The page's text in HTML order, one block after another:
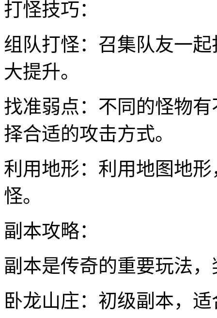
打怪技巧：
组队打怪：召集队友一
大提升。
找准弱点：不同的怪物
择合适的攻击方式。
利用地形：利用地图地
怪。
副本攻略：
副本是传奇的重要玩法
卧龙山庄：初级副本，